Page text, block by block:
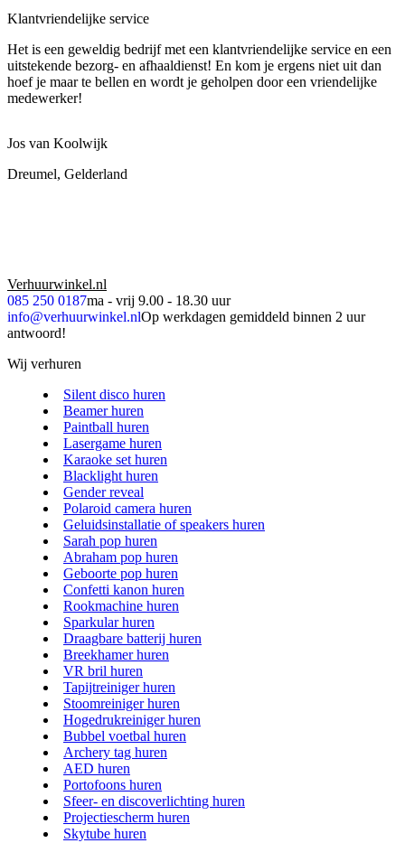
Klantvriendelijke service
Het is een geweldig bedrijf met een klantvriendelijke service en een
uitstekende bezorg- en afhaaldienst! En kom je ergens niet uit dan
hoef je maar te bellen en wordt je geholpen door een vriendelijke
medewerker!
Jos van Koolwijk
Dreumel, Gelderland
Verhuurwinkel.nl
085 250 0187ma - vrij 9.00 - 18.30 uur
info@verhuurwinkel.nlOp werkdagen gemiddeld binnen 2 uur
antwoord!
Wij verhuren
Silent disco huren
Beamer huren
Paintball huren
Lasergame huren
Karaoke set huren
Blacklight huren
Gender reveal
Polaroid camera huren
Geluidsinstallatie of speakers huren
Sarah pop huren
Abraham pop huren
Geboorte pop huren
Confetti kanon huren
Rookmachine huren
Sparkular huren
Draagbare batterij huren
Breekhamer huren
VR bril huren
Tapijtreiniger huren
Stoomreiniger huren
Hogedrukreiniger huren
Bubbel voetbal huren
Archery tag huren
AED huren
Portofoons huren
Sfeer- en discoverlichting huren
Projectiescherm huren
Skytube huren